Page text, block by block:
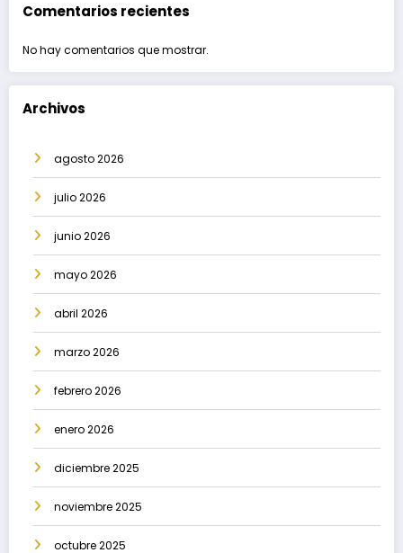
Comentarios recientes
No hay comentarios que mostrar.
Archivos
agosto 2026
julio 2026
junio 2026
mayo 2026
abril 2026
marzo 2026
febrero 2026
enero 2026
diciembre 2025
noviembre 2025
octubre 2025